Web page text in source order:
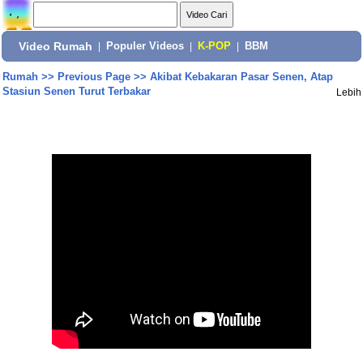
Video Rumah Populer Videos K-POP BBM
Rumah>> Previous Page>> Akibat Kebakaran Pasar Senen, Atap
Stasiun Senen Turut Terbakar
Lebih